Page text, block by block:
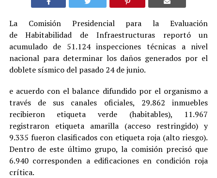
La Comisión Presidencial para la Evaluación
de Habitabilidad de Infraestructuras reportó un
acumulado de 51.124 inspecciones técnicas a nivel
nacional para determinar los daños generados por el
doblete sísmico del pasado 24 de junio.
e acuerdo con el balance difundido por el organismo a
través de sus canales oficiales, 29.862 inmuebles
recibieron etiqueta verde (habitables), 11.967
registraron etiqueta amarilla (acceso restringido) y
9.335 fueron clasificados con etiqueta roja (alto riesgo).
Dentro de este último grupo, la comisión precisó que
6.940 corresponden a edificaciones en condición roja
crítica.